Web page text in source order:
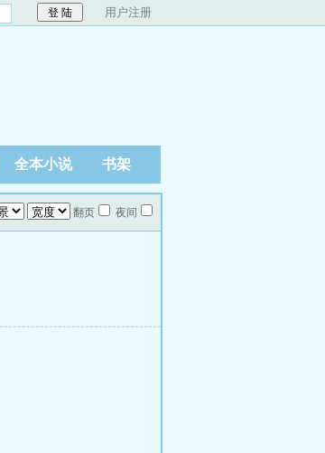
用户注册
全本小说 书架
翻页 夜间